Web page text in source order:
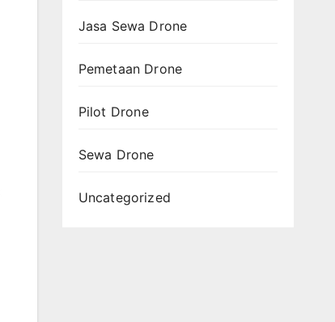
Jasa Sewa Drone
Pemetaan Drone
Pilot Drone
Sewa Drone
Uncategorized